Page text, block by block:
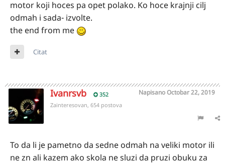
motor koji hoces pa opet polako. Ko hoce krajnji cilj
odmah i sada- izvolte.
the end from me
Citat
Ivanrsvb 352 NapisanoOctobar 22, 2019
Zainteresovan, 654 postova
To da li je pametno da sedne odmah na veliki motor ili
ne zn ali kazem ako skola ne sluzi da pruzi obuku za